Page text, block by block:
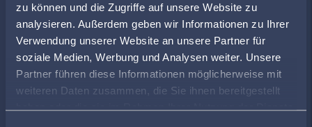
zu können und die Zugriffe auf unsere Website zu
analysieren. Außerdem geben wir Informationen zu Ihrer
Verwendung unserer Website an unsere Partner für
soziale Medien, Werbung und Analysen weiter. Unsere
Partner führen diese Informationen möglicherweise mit
weiteren Daten zusammen, die Sie ihnen bereitgestellt
haben oder die sie im Rahmen Ihrer Nutzung der Dienste
ÖFFNUNGSZEITEN
Montag 09:00 - 16:30
Dienstag
09:00 - 16:30
Mittwoch
09:00 -
16:30
Donnerstag
09:00 - 16:30